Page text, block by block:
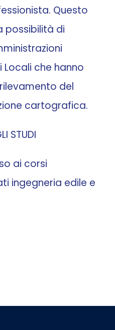
Questo
possibilità di
Locali che hanno
del
cartografica.
STUDI
ai corsi
ingegneria edile e